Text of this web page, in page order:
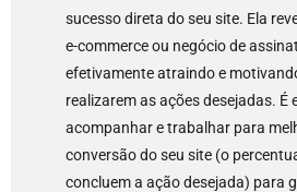
sucesso direta do seu site. Ela
e-commerce ou negócio de
efetivamente atraindo e
realizarem as ações desejadas. É
acompanhar e trabalhar para
conversão do seu site (o
concluem a ação desejada) para